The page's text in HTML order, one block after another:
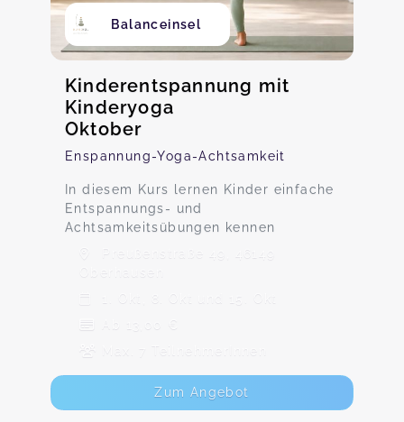
Balanceinsel
Kinderentspannung mit
Kinderyoga
Oktober
Enspannung-Yoga-Achtsamkeit
In diesem Kurs lernen Kinder einfache
Entspannungs- und
Achtsamkeitsübungen kennen
Preußenstraße 49, 46149
Oberhausen
1. Okt, 8. Okt und 15. Okt
Ab 13,00 €
Max. 7 TeilnehmerInnen
Zum Angebot